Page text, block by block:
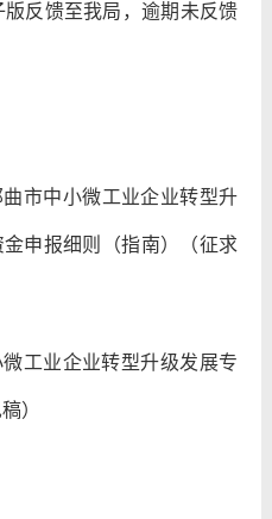
反馈至我局，逾期未反馈
市中小微工业企业转型升
申报细则（指南）（征求
工业企业转型升级发展专
）